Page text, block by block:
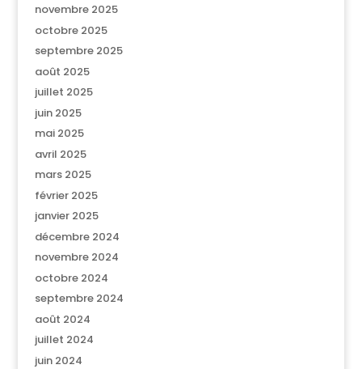
novembre 2025
octobre 2025
septembre 2025
août 2025
juillet 2025
juin 2025
mai 2025
avril 2025
mars 2025
février 2025
janvier 2025
décembre 2024
novembre 2024
octobre 2024
septembre 2024
août 2024
juillet 2024
juin 2024